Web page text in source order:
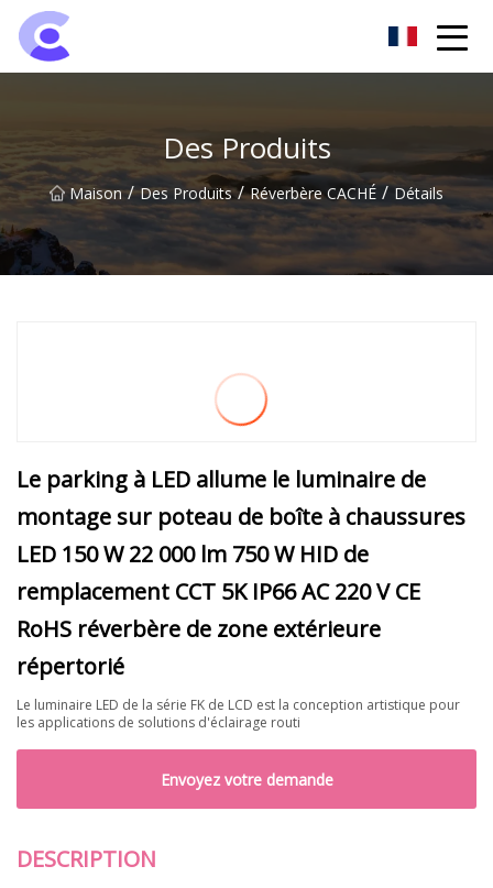
Des Produits
Maison / Des Produits / Réverbère CACHÉ / Détails
Le parking à LED allume le luminaire de
montage sur poteau de boîte à chaussures
LED 150 W 22 000 lm 750 W HID de
remplacement CCT 5K IP66 AC 220 V CE
RoHS réverbère de zone extérieure
répertorié
Le luminaire LED de la série FK de LCD est la conception artistique pour
les applications de solutions d'éclairage routi
Envoyez votre demande
DESCRIPTION